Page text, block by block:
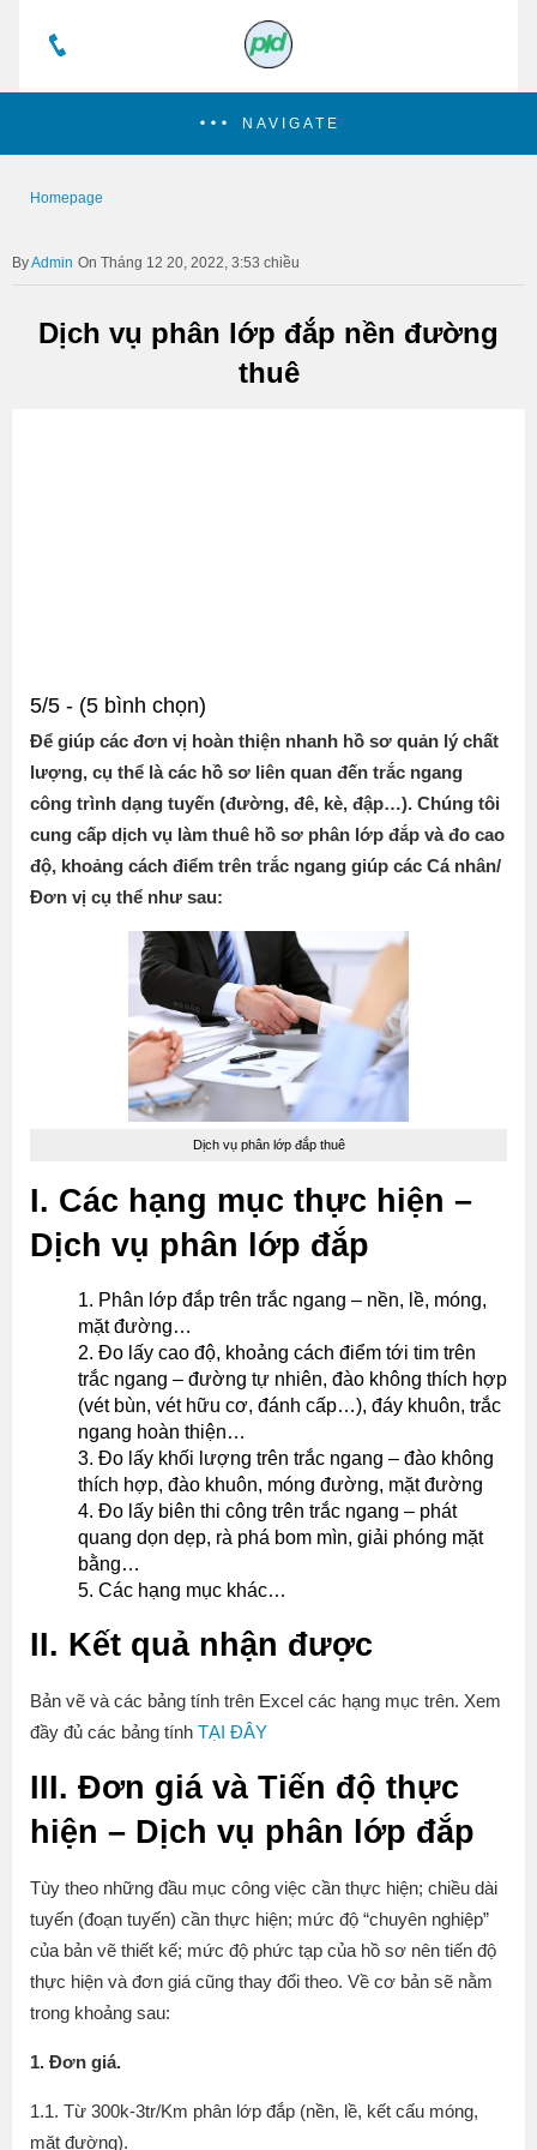
NAVIGATE
Homepage
Admin On Tháng 12 20, 2022, 3:53 chiều
Dịch vụ phân lớp đắp nền đường
thuê
5/5 - (5 bình chọn)
Để giúp các đơn vị hoàn thiện nhanh hồ sơ quản lý chất
lượng, cụ thể là các hồ sơ liên quan đến trắc ngang
công trình dạng tuyến (đường, đê, kè, đập…). Chúng tôi
cung cấp dịch vụ làm thuê hồ sơ phân lớp đắp và đo cao
độ, khoảng cách điểm trên trắc ngang giúp các Cá nhân/
Đơn vị cụ thể như sau:
Dịch vụ phân lớp đắp thuê
I. Các hạng mục thực hiện –
Dịch vụ phân lớp đắp
Phân lớp đắp trên trắc ngang – nền, lề, móng,
mặt đường…
Đo lấy cao độ, khoảng cách điểm tới tim trên
trắc ngang – đường tự nhiên, đào không thích hợp
(vét bùn, vét hữu cơ, đánh cấp…), đáy khuôn, trắc
ngang hoàn thiện…
Đo lấy khối lượng trên trắc ngang – đào không
thích hợp, đào khuôn, móng đường, mặt đường
Đo lấy biên thi công trên trắc ngang – phát
quang dọn dẹp, rà phá bom mìn, giải phóng mặt
bằng…
Các hạng mục khác…
II. Kết quả nhận được
Bản vẽ và các bảng tính trên Excel các hạng mục trên. Xem
đầy đủ các bảng tính TẠI ĐÂY
III. Đơn giá và Tiến độ thực
hiện – Dịch vụ phân lớp đắp
Tùy theo những đầu mục công việc cần thực hiện; chiều dài
tuyến (đoạn tuyến) cần thực hiện; mức độ “chuyên nghiệp”
của bản vẽ thiết kế; mức độ phức tạp của hồ sơ nên tiến độ
thực hiện và đơn giá cũng thay đổi theo. Về cơ bản sẽ nằm
trong khoảng sau:
1. Đơn giá.
1.1. Từ 300k-3tr/Km phân lớp đắp (nền, lề, kết cấu móng,
mặt đường).